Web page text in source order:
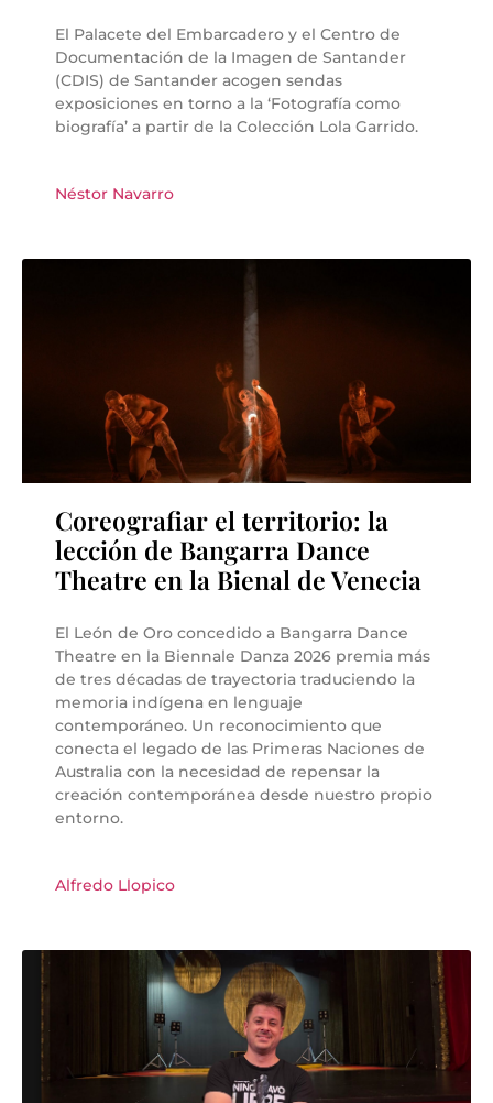
El Palacete del Embarcadero y el Centro de
Documentación de la Imagen de Santander
(CDIS) de Santander acogen sendas
exposiciones en torno a la ‘Fotografía como
biografía’ a partir de la Colección Lola Garrido.
Néstor Navarro
Coreografiar el territorio: la
lección de Bangarra Dance
Theatre en la Bienal de Venecia
El León de Oro concedido a Bangarra Dance
Theatre en la Biennale Danza 2026 premia más
de tres décadas de trayectoria traduciendo la
memoria indígena en lenguaje
contemporáneo. Un reconocimiento que
conecta el legado de las Primeras Naciones de
Australia con la necesidad de repensar la
creación contemporánea desde nuestro propio
entorno.
Alfredo Llopico